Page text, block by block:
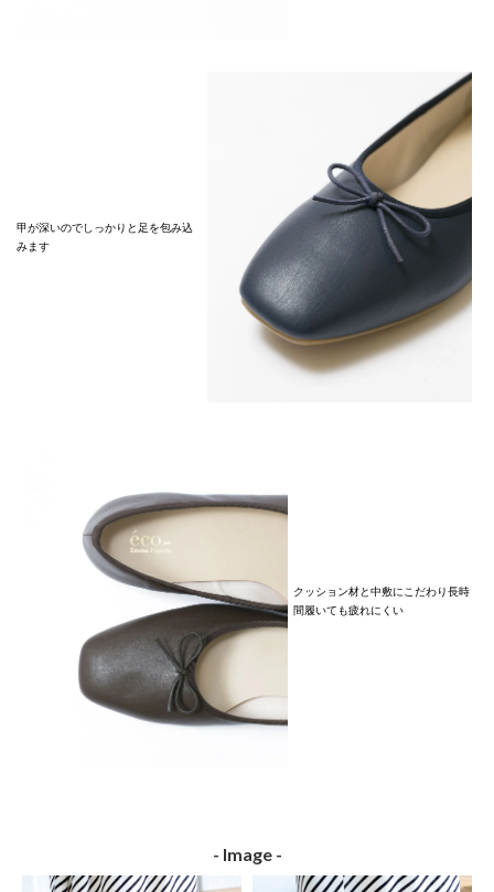
甲が深いのでしっかりと足を包み込
みます
クッション材と中敷にこだわり長時
間履いても疲れにくい
- Image -